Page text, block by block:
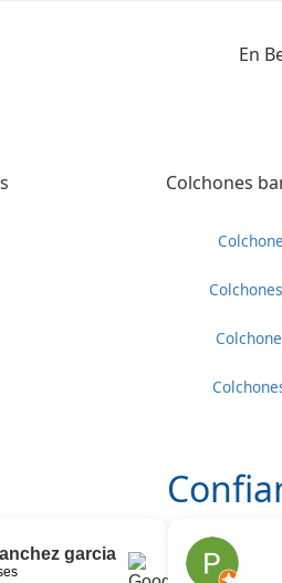
En
Colchones
garcia